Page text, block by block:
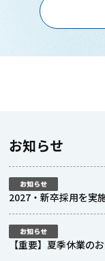
お知らせ
2027・新卒採用を実
【重要】夏季休業の